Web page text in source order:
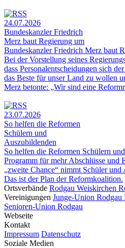
24.07.2026
Bundeskanzler Friedrich
Merz baut Regierung um
Bundeskanzler Friedrich Merz baut
Bei der Vorstellung seines
dass Personalentscheidungen sich
das Beste für unser Land zu wollen
Merz betonte: „Wir sind eine
23.07.2026
So helfen die Reformen
Schülern und
Auszubildenden
So helfen die Reformen Schülern
Programm für mehr Abschlüsse und
„zweite Chance“ nimmt Schüler
Das ist der Plan der Reformkoalition.
Ortsverbände Rodgau Weiskirchen
Vereinigungen Junge-Union Rodgau
Senioren-Union Rodgau
Webseite
Kontakt
Impressum Datenschutz
Soziale Medien